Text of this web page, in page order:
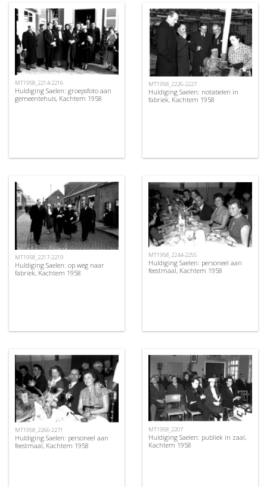
MT1958_2214-2216
Huldiging Saelen: groepsfoto aan
gemeentehuis, Kachtem 1958
MT1958_2226-2227
Huldiging Saelen: notabelen in
fabriek, Kachtem 1958
MT1958_2217-2219
Huldiging Saelen: op weg naar
fabriek, Kachtem 1958
MT1958_2244-2255
Huldiging Saelen: personeel aan
feestmaal, Kachtem 1958
MT1958_2266-2271
Huldiging Saelen: personeel aan
feestmaal, Kachtem 1958
MT1958_2207
Huldiging Saelen: publiek in zaal,
Kachtem 1958